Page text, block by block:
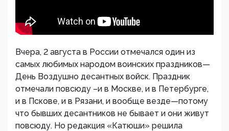
Вчера, 2 августа в России отмечался один из
самых любимых народом воинских праздников—
День Воздушно десантных войск. Праздник
отмечали повсюду –и в Москве, и в Петербурге,
и в Пскове, и в Рязани, и вообще везде—потому
что бывших десантников не бывает и они живут
повсюду. Но редакция «Катюши» решила